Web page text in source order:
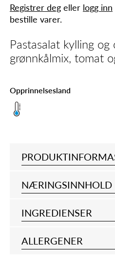
Registrer deg eller logg inn
bestille varer.
Pastasalat kylling og
grønnkålmix, tomat
Opprinnelsesland
NÆRINGSINNHOLD
INGREDIENSER
ALLERGENER